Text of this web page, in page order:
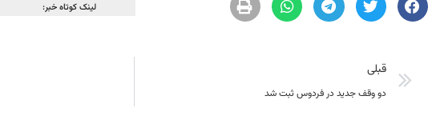
لینک کوتاه خبر:
قبلی
دو وقف جدید در فردوس ثبت شد